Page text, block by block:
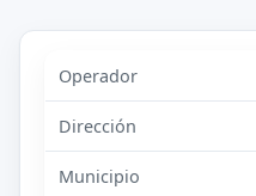
Operador
Dirección
Municipio